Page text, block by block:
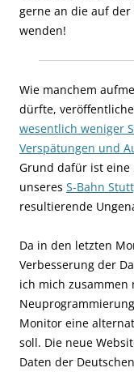
gerne an die auf der
wenden!
Wie manchem
dürfte,
wesentlich weniger
Verspätungen und
Grund dafür ist eine
unseres S-Bahn
resultierende
Da in den letzten
Verbesserung der
ich mich zusammen
Monitor eine
soll. Die neue
Daten der